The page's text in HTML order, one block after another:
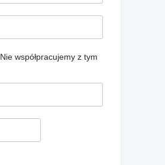
Nie współpracujemy z tym